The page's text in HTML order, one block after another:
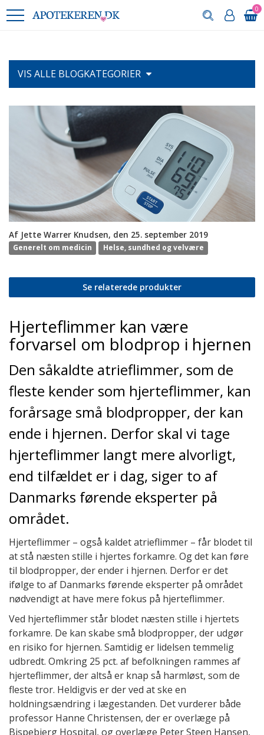
0
VIS ALLE BLOGKATEGORIER
Af Jette Warrer Knudsen, den 25. september 2019
Generelt om medicin Helse, sundhed og velvære
Se relaterede produkter
Hjerteflimmer kan være
forvarsel om blodprop i hjernen
Den såkaldte atrieflimmer, som de
fleste kender som hjerteflimmer, kan
forårsage små blodpropper, der kan
ende i hjernen. Derfor skal vi tage
hjerteflimmer langt mere alvorligt,
end tilfældet er i dag, siger to af
Danmarks førende eksperter på
området.
Hjerteflimmer – også kaldet atrieflimmer – får blodet til
at stå næsten stille i hjertes forkamre. Og det kan føre
til blodpropper, der ender i hjernen. Derfor er det
ifølge to af Danmarks førende eksperter på området
nødvendigt at have mere fokus på hjerteflimmer.
Ved hjerteflimmer står blodet næsten stille i hjertets
forkamre. De kan skabe små blodpropper, der udgør
en risiko for hjernen. Samtidig er lidelsen temmelig
udbredt. Omkring 25 pct. af befolkningen rammes af
hjerteflimmer, der altså er knap så harmløst, som de
fleste tror. Heldigvis er der ved at ske en
holdningsændring i lægestanden. Det vurderer både
professor Hanne Christensen, der er overlæge på
Bispebjerg Hospital, og overlæge Peter Steen Hansen,